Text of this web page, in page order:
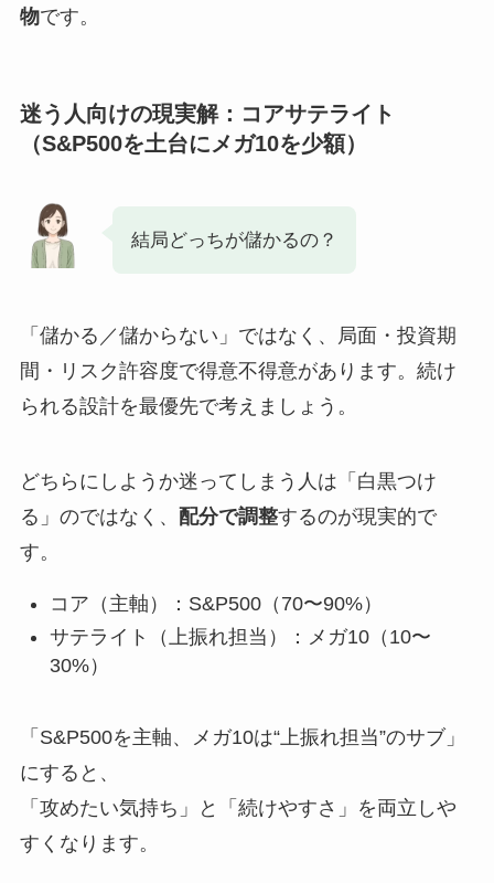
物です。
迷う人向けの現実解：コアサテライト
（S&P500を土台にメガ10を少額）
結局どっちが儲かるの？
「儲かる／儲からない」ではなく、局面・投資期
間・リスク許容度で得意不得意があります。続け
られる設計を最優先で考えましょう。
どちらにしようか迷ってしまう人は「白黒つけ
る」のではなく、 配分で調整するのが現実的で
す。
コア（主軸）：S&P500（70〜90%）
サテライト（上振れ担当）：メガ10（10〜
30%）
「S&P500を主軸、メガ10は“上振れ担当”のサブ」
にすると、
「攻めたい気持ち」と「続けやすさ」を両立しや
すくなります。